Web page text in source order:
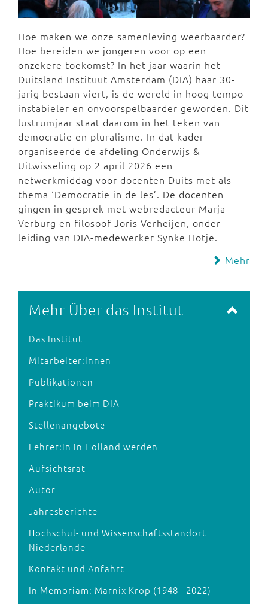
Hoe maken we onze samenleving weerbaarder?
Hoe bereiden we jongeren voor op een
onzekere toekomst? In het jaar waarin het
Duitsland Instituut Amsterdam (DIA) haar 30-
jarig bestaan viert, is de wereld in hoog tempo
instabieler en onvoorspelbaarder geworden. Dit
lustrumjaar staat daarom in het teken van
democratie en pluralisme. In dat kader
organiseerde de afdeling Onderwijs &
Uitwisseling op 2 april 2026 een
netwerkmiddag voor docenten Duits met als
thema ‘Democratie in de les’. De docenten
gingen in gesprek met webredacteur Marja
Verburg en filosoof Joris Verheijen, onder
leiding van DIA-medewerker Synke Hotje.
Mehr
Mehr Über das Institut
Das Institut
Mitarbeiter:innen
Publikationen
Praktikum beim DIA
Stellenangebote
Lehrer:in in Holland werden
Aufsichtsrat
Autor
Jahresberichte
Hochschul- und Wissenschaftsstandort
Niederlande
Kontakt und Anfahrt
In Memoriam: Marnix Krop (1948 - 2022)